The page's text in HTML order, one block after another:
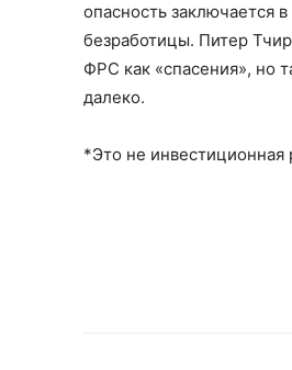
опасность заключается
безработицы. Питер
ФРС как «спасения», но
далеко.
*Это не инвестиционная